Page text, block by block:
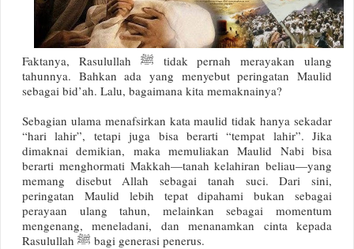
Faktanya, Rasulullah ﷺ tidak pernah merayakan ulang
tahunnya. Bahkan ada yang menyebut peringatan Maulid
sebagai bid’ah. Lalu, bagaimana kita memaknainya?
Sebagian ulama menafsirkan kata maulid tidak hanya sekadar
“hari lahir”, tetapi juga bisa berarti “tempat lahir”. Jika
dimaknai demikian, maka memuliakan Maulid Nabi bisa
berarti menghormati Makkah—tanah kelahiran beliau—yang
memang disebut Allah sebagai tanah suci. Dari sini,
peringatan Maulid lebih tepat dipahami bukan sebagai
perayaan ulang tahun, melainkan sebagai momentum
mengenang, meneladani, dan menanamkan cinta kepada
Rasulullah ﷺ bagi generasi penerus.